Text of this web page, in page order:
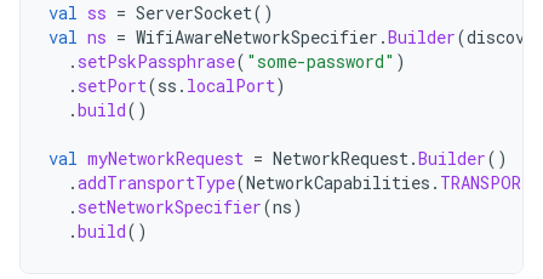
val ss = ServerSocket()
val ns = WifiAwareNetworkSpecifier .Builder(
. setPskPassphrase( "some-password" )
. setPort(ss . localPort)
.build()
val myNetworkRequest = NetworkRequest.Builder()
.addTransportType(NetworkCapabilities .
. setNetworkSpecifier(ns)
.build()